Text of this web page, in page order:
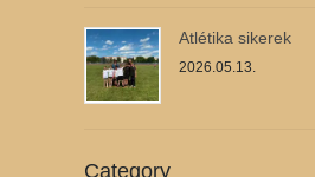
Atlétika sikerek
2026.05.13.
Category